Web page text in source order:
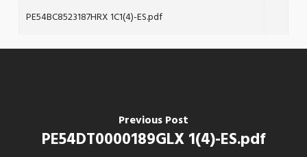
PE54BC8523187HRX 1C1(4)-ES.pdf
Previous Post
PE54DT0000189GLX 1(4)-ES.pdf